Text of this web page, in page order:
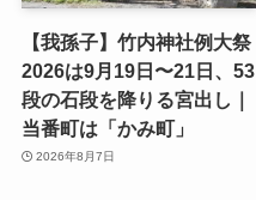
【我孫子】竹内神社例大祭
2026は9月19日〜21日、53
段の石段を降りる宮出し｜
当番町は「かみ町」
2026年8月7日